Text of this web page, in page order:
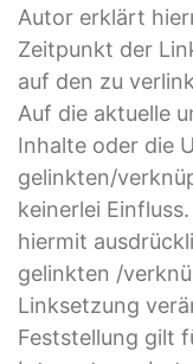
Autor erklärt
Zeitpunkt der
auf den zu
Auf die aktuelle
Inhalte oder die
gelinkten/
keinerlei
hiermit
gelinkten /
Linksetzung
Feststellung gilt